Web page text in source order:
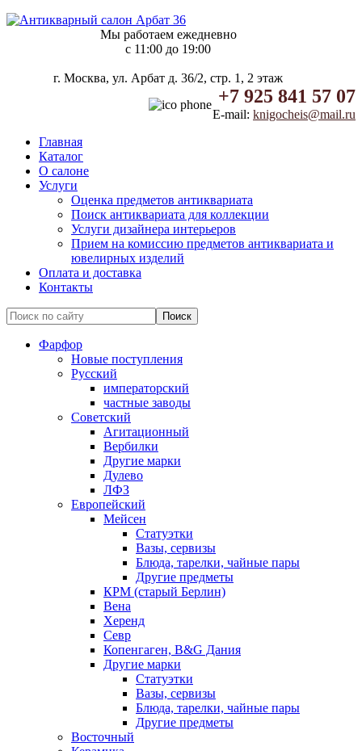
Мы работаем ежедневно
c 11:00 до 19:00
г. Москва, ул. Арбат д. 36/2, стр. 1, 2 этаж
+7 925 841 57 07
E-mail: knigocheis@mail.ru
Главная
Каталог
О салоне
Услуги
Оценка предметов антиквариата
Поиск антиквариата для коллекции
Услуги дизайнера интерьеров
Прием на комиссию предметов антиквариата и
ювелирных изделий
Оплата и доставка
Контакты
Фарфор
Новые поступления
Русский
императорский
частные заводы
Советский
Агитационный
Вербилки
Другие марки
Дулево
ЛФЗ
Европейский
Мейсен
Статуэтки
Вазы, сервизы
Блюда, тарелки, чайные пары
Другие предметы
КРМ (старый Берлин)
Вена
Херенд
Севр
Копенгаген, B&G Дания
Другие марки
Статуэтки
Вазы, сервизы
Блюда, тарелки, чайные пары
Другие предметы
Восточный